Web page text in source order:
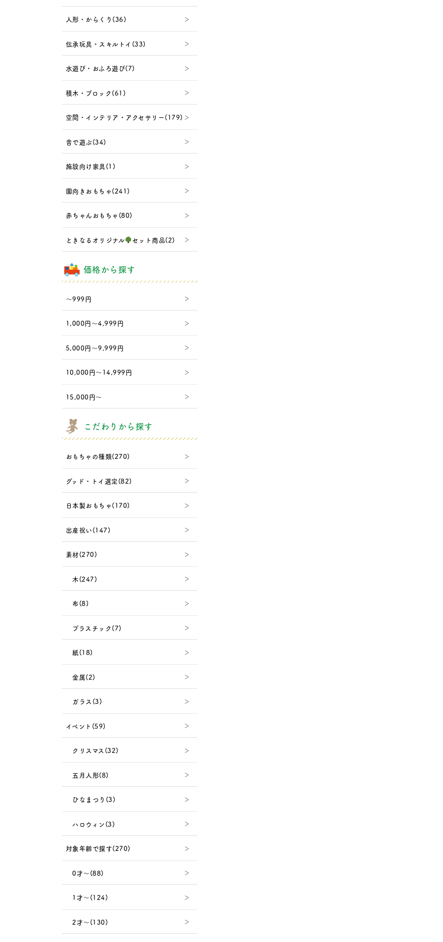
人形・からくり(36)
伝承玩具・スキルトイ(33)
水遊び・おふろ遊び(7)
積木・ブロック(61)
空間・インテリア・アクセサリー(179)
音で遊ぶ(34)
施設向け家具(1)
園向きおもちゃ(241)
赤ちゃんおもちゃ(80)
ときなるオリジナル セット商品(2)
価格から探す
～999円
1,000円～4,999円
5,000円～9,999円
10,000円～14,999円
15,000円～
こだわりから探す
おもちゃの種類(270)
グッド・トイ選定(82)
日本製おもちゃ(170)
出産祝い(147)
素材(270)
木(247)
布(8)
プラスチック(7)
紙(18)
金属(2)
ガラス(3)
イベント(59)
クリスマス(32)
五月人形(8)
ひなまつり(3)
ハロウィン(3)
対象年齢で探す(270)
0才～(88)
1才～(124)
2才～(130)